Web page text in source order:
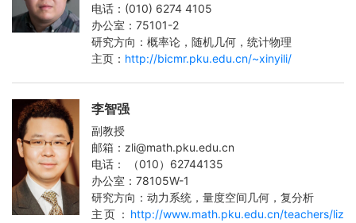
电话：(010) 6274 4105
办公室：75101-2
研究方向：概率论，随机几何，统计物理
主页： http://bicmr.pku.edu.cn/~xinyili/
李智强
副教授
邮箱：zli@math.pku.edu.cn
电话： （010）62744135
办公室：78105W-1
研究方向：动力系统，量度空间几何，复分析
主页： http://www.math.pku.edu.cn/teachers/liz